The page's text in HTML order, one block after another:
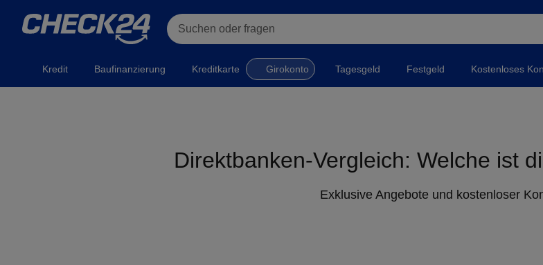
Suchen oder fragen
Kredit Baufinanzierung Kreditkarte Girokonto Tagesgeld Festgeld Kostenloses
Direktbanken-Vergleich: Welche ist
Exklusive Angebote und kostenloser